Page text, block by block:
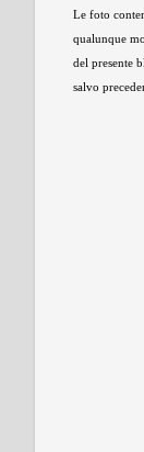
Le foto
qualunque
del presente
salvo